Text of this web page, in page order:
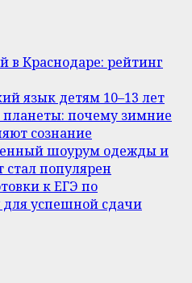
в Краснодаре: рейтинг
язык детям 10–13 лет
планеты: почему зимние
сознание
шоурум одежды и
стал популярен
к ЕГЭ по
успешной сдачи